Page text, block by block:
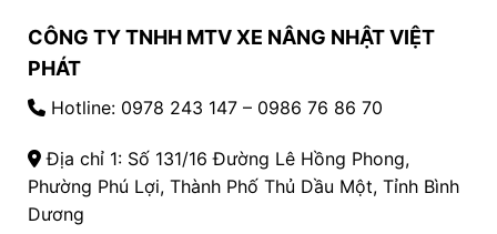
CÔNG TY TNHH MTV XE NÂNG NHẬT VIỆT
PHÁT
Hotline: 0978 243 147– 0986 76 86 70
Địa chỉ 1: Số 131/16 Đường Lê Hồng Phong,
Phường Phú Lợi, Thành Phố Thủ Dầu Một, Tỉnh Bình
Dương